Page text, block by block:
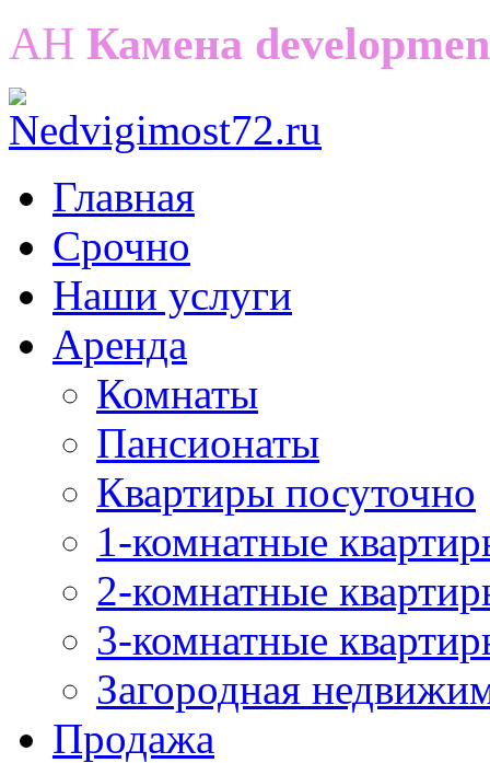
АН Камена
Главная
Срочно
Наши услуги
Аренда
Комнаты
Пансионаты
Квартиры посуточно
1-комнатные
2-комнатные
3-комнатные
Загородная
Продажа